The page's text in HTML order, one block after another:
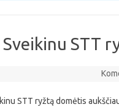
STT
STT ryžtą domėtis